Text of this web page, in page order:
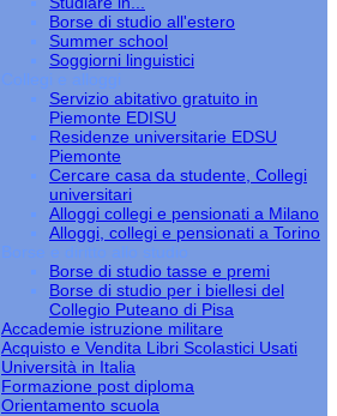
Borse di studio all'estero
Summer school
Soggiorni linguistici
Collegi e alloggi
Servizio abitativo gratuito in
Piemonte EDISU
Residenze universitarie EDSU
Piemonte
Cercare casa da studente, Collegi
universitari
Alloggi collegi e pensionati a Milano
Alloggi, collegi e pensionati a Torino
Borse e diritto allo studio
Borse di studio tasse e premi
Borse di studio per i biellesi del
Collegio Puteano di Pisa
Accademie istruzione militare
Acquisto e Vendita Libri Scolastici Usati
Università in Italia
Formazione post diploma
Orientamento scuola